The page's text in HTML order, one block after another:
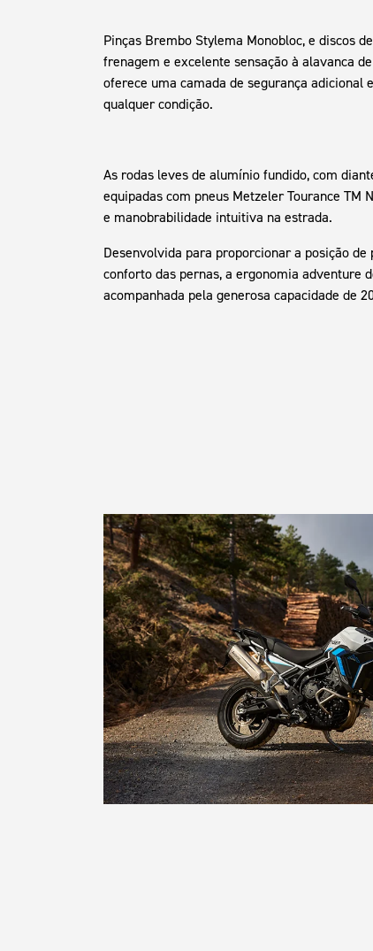
Pinças Brembo Stylema Monobloc, e discos
frenagem e excelente sensação à alavanca
oferece uma camada de segurança adicional
qualquer condição.
As rodas leves de alumínio fundido, com
equipadas com pneus Metzeler Tourance TM
e manobrabilidade intuitiva na estrada.
Desenvolvida para proporcionar a posição
conforto das pernas, a ergonomia adventure
acompanhada pela generosa capacidade de